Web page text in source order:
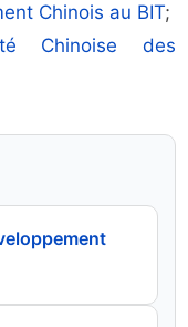
Chinois au BIT;
Chinoise des